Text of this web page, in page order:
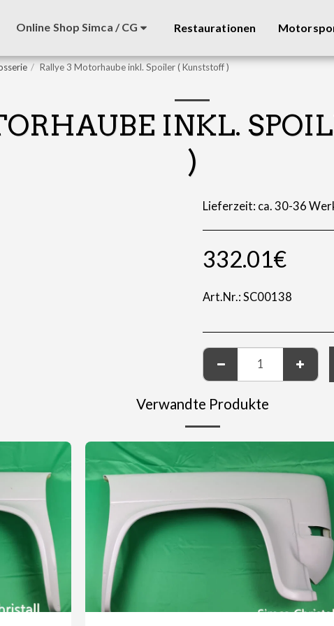
Online Shop Simca / CG Restaurationen
Rallye 3 Motorhaube inkl. Spoiler ( Kunststoff )
INKL.
)
Lieferzeit: ca. 30-36
332.01€
Art.Nr.: SC00138
Verwandte Produkte